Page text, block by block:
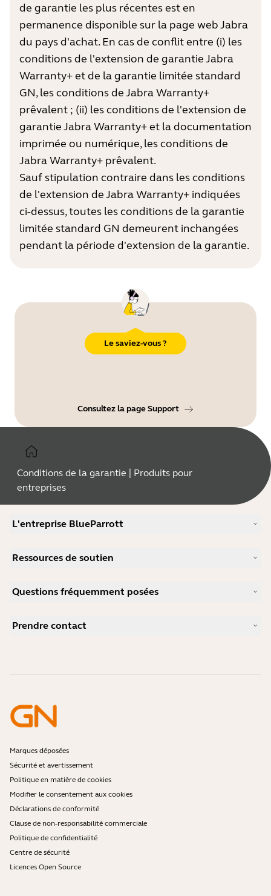
de garantie les plus récentes est en
permanence disponible sur la page web Jabra
du pays d'achat. En cas de conflit entre (i) les
conditions de l'extension de garantie Jabra
Warranty+ et de la garantie limitée standard
GN, les conditions de Jabra Warranty+
prêvalent ; (ii) les conditions de l'extension de
garantie Jabra Warranty+ et la documentation
imprimée ou numérique, les conditions de
Jabra Warranty+ prêvalent.
Sauf stipulation contraire dans les conditions
de l'extension de Jabra Warranty+ indiquées
ci-dessus, toutes les conditions de la garantie
limitée standard GN demeurent inchangées
pendant la période d'extension de la garantie.
Le saviez-vous ?
Consultez la page Support
Conditions de la garantie | Produits pour
entreprises
L'entreprise BlueParrott
Carrières
Actualité et communiqués de presse
Ressources de soutien
Manuels d'utilisation
Guide de compatibilité
Questions fréquemment posées
Comment choisir un bon micro-casque pour iPhone ?
Prendre contact
Politique de fin de vie de l'entreprise
Programme pour développeurs
Marques déposées
Sécurité et avertissement
Politique en matière de cookies
Modifier le consentement aux cookies
Déclarations de conformité
Clause de non-responsabilité commerciale
Politique de confidentialité
Centre de sécurité
Licences Open Source